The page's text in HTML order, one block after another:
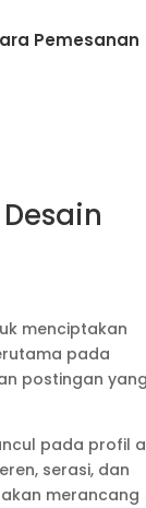
Pemesanan
menciptakan
pada
postingan
pada profil
serasi, dan
merancang